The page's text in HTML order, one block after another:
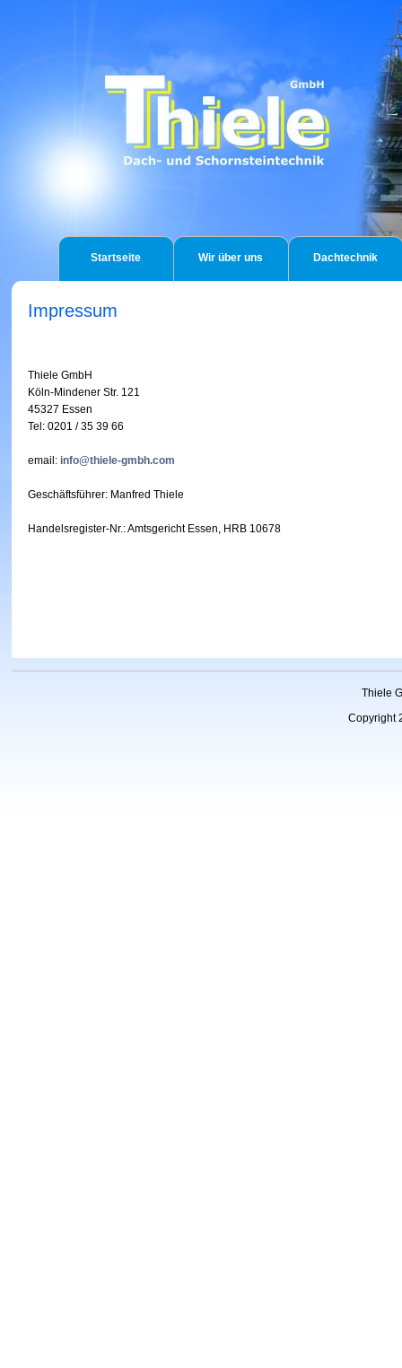
Startseite Wir über uns Dachtechnik
Impressum
Thiele GmbH
Köln-Mindener Str. 121
45327 Essen
Tel: 0201 / 35 39 66
email: info@thiele-gmbh.com
Geschäftsführer: Manfred Thiele
Handelsregister-Nr.: Amtsgericht Essen, HRB 10678
Thiele
Copyright